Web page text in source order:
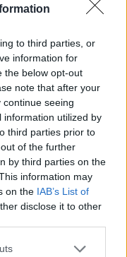
to third parties, or
information for
the below opt-out
note that after your
seeing
information utilized by
third parties prior to
of the further
by third parties on the
information may
on the IAB’s List of
disclose it to other
one or more Google
για τον
για
τον άθλο του
να κολυμπήσει
χρήματα για το